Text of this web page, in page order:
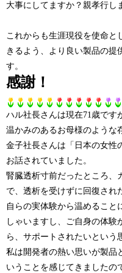
大事にしてますか？親孝行し
これからも生涯現役を使命と
きるよう、より良い製品の提
す。
感謝！
ハル社長さんは現在71歳です
温かみのあるお母様のような
金子社長さんは「日本の女性
お話されていました。
腎臓透析寸前だったところ、
で、透析を受けずに回復され
自らの実体験から温めること
しゃいますし、ご自身の体
ら、サポートされたいという
私は開発者の熱い思いが製品
いうことを感じてきましたの